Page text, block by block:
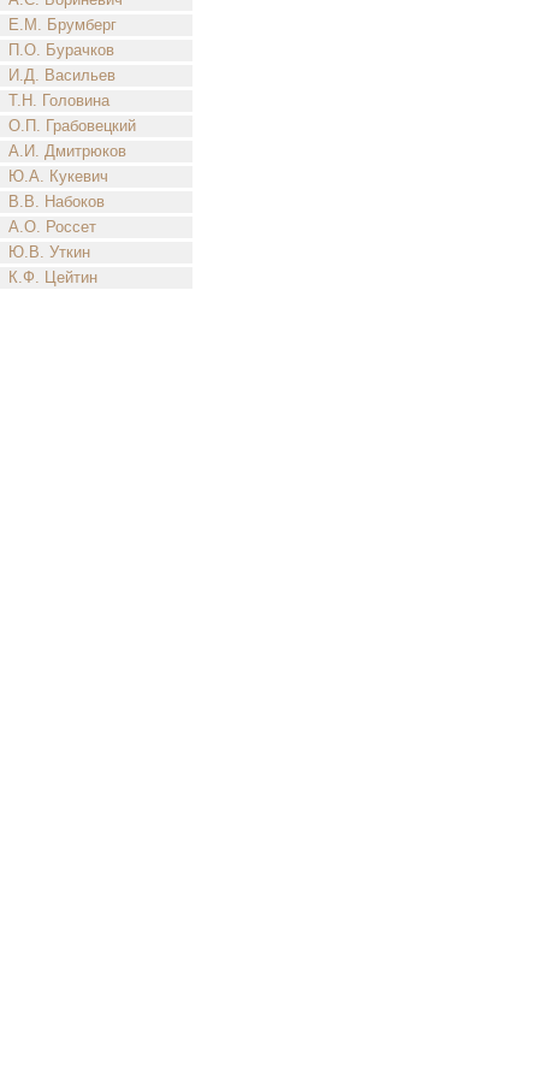
Е.М. Брумберг
П.О. Бурачков
И.Д. Васильев
Т.Н. Головина
О.П. Грабовецкий
А.И. Дмитрюков
Ю.А. Кукевич
В.В. Набоков
А.О. Россет
Ю.В. Уткин
К.Ф. Цейтин